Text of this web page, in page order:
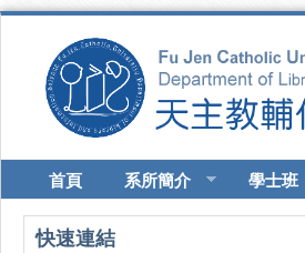
首頁 系所簡介 學士班
快速連結